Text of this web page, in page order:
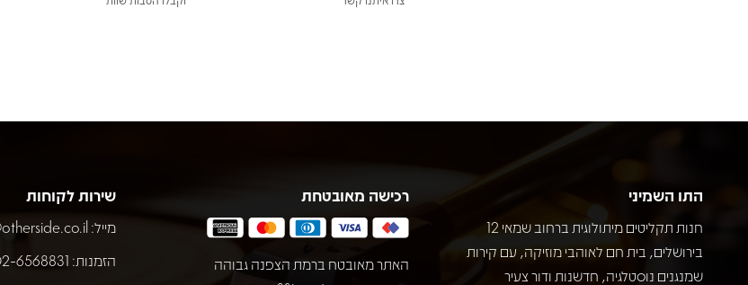
התו השמיני
חנות תקליטים מיתולוגית ברחוב שמאי 12
בירושלים, בית חם לאוהבי מוזיקה, עם קירות
שמנגנים נוסטלגיה, חדשנות ודור צעיר
רכישה מאובטחת
האתר מאובטח ברמת הצפנה גבוהה
שירות לקוחות
מייל:
הזמנות: 02-6568831